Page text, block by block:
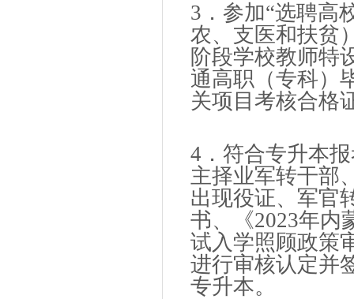
3．参加“选聘高
农、支医和扶贫
阶段学校教师特
通高职（专科）
关项目考核合格
4．符合专升本
主择业军转干部
出现役证、军官
书、《2023年内
试入学照顾政策
进行审核认定并
专升本。